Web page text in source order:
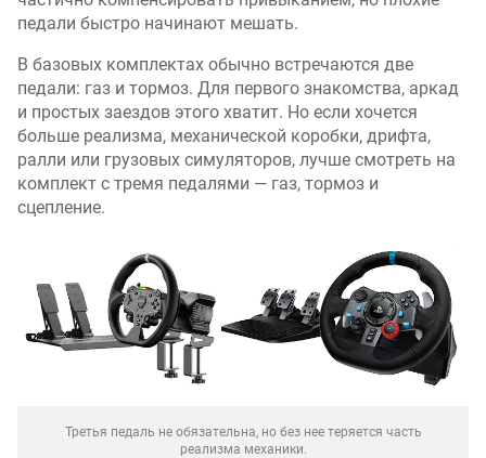
педали быстро начинают мешать.
В базовых комплектах обычно встречаются две
педали: газ и тормоз. Для первого знакомства, аркад
и простых заездов этого хватит. Но если хочется
больше реализма, механической коробки, дрифта,
ралли или грузовых симуляторов, лучше смотреть на
комплект с тремя педалями — газ, тормоз и
сцепление.
Третья педаль не обязательна, но без нее теряется часть
реализма механики.